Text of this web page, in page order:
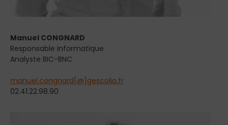
Manuel CONGNARD
Responsable Informatique
Analyste BIC-BNC
manuel.congnard[@]gescolia.fr
02.41.22.98.90